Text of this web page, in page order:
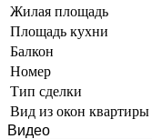
Жилая площадь
Площадь кухни
Балкон
Номер
Тип сделки
Вид из окон квартиры
Видео